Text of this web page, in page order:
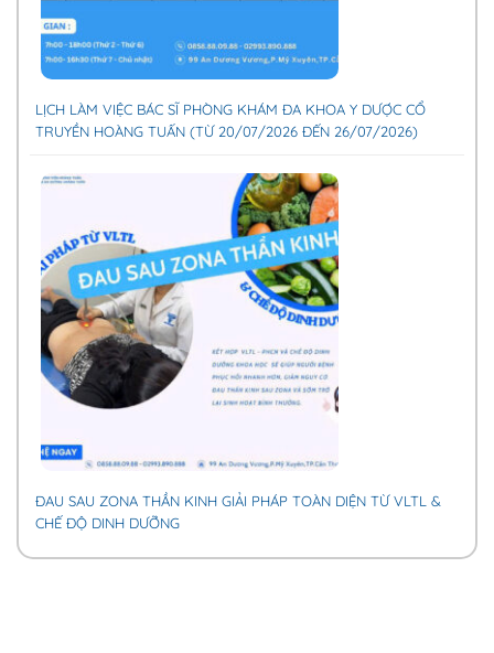
LỊCH LÀM VIỆC BÁC SĨ PHÒNG KHÁM ĐA KHOA Y DƯỢC CỔ
TRUYỀN HOÀNG TUẤN (TỪ 20/07/2026 ĐẾN 26/07/2026)
ĐAU SAU ZONA THẦN KINH GIẢI PHÁP TOÀN DIỆN TỪ VLTL &
CHẾ ĐỘ DINH DƯỠNG